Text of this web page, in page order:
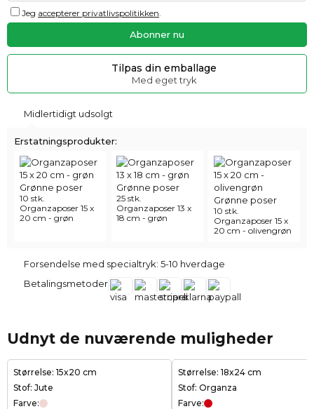
Jeg accepterer privatlivspolitikken
Tilpas din emballage
Med eget tryk
Midlertidigt udsolgt
Erstatningsprodukter:
10 stk.
Organzaposer 15 x
20 cm - grøn
25 stk.
Organzaposer 13 x
18 cm - grøn
10 stk.
Organzaposer 15 x
20 cm - olivengrøn
Forsendelse med specialtryk: 5-10 hverdage
Betalingsmetoder
Udnyt de nuværende muligheder
Størrelse: 15x20 cm
Stof: Jute
Farve:
Størrelse: 18x24 cm
Stof: Organza
Farve: